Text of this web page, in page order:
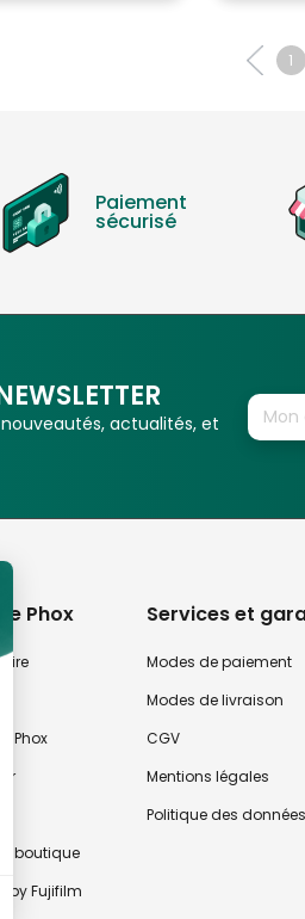
1
Paiement
sécurisé
actualités, et
Phox
Phox
boutique
by Fujifilm
Services et
Modes de paiement
Modes de livraison
CGV
Mentions légales
Politique des